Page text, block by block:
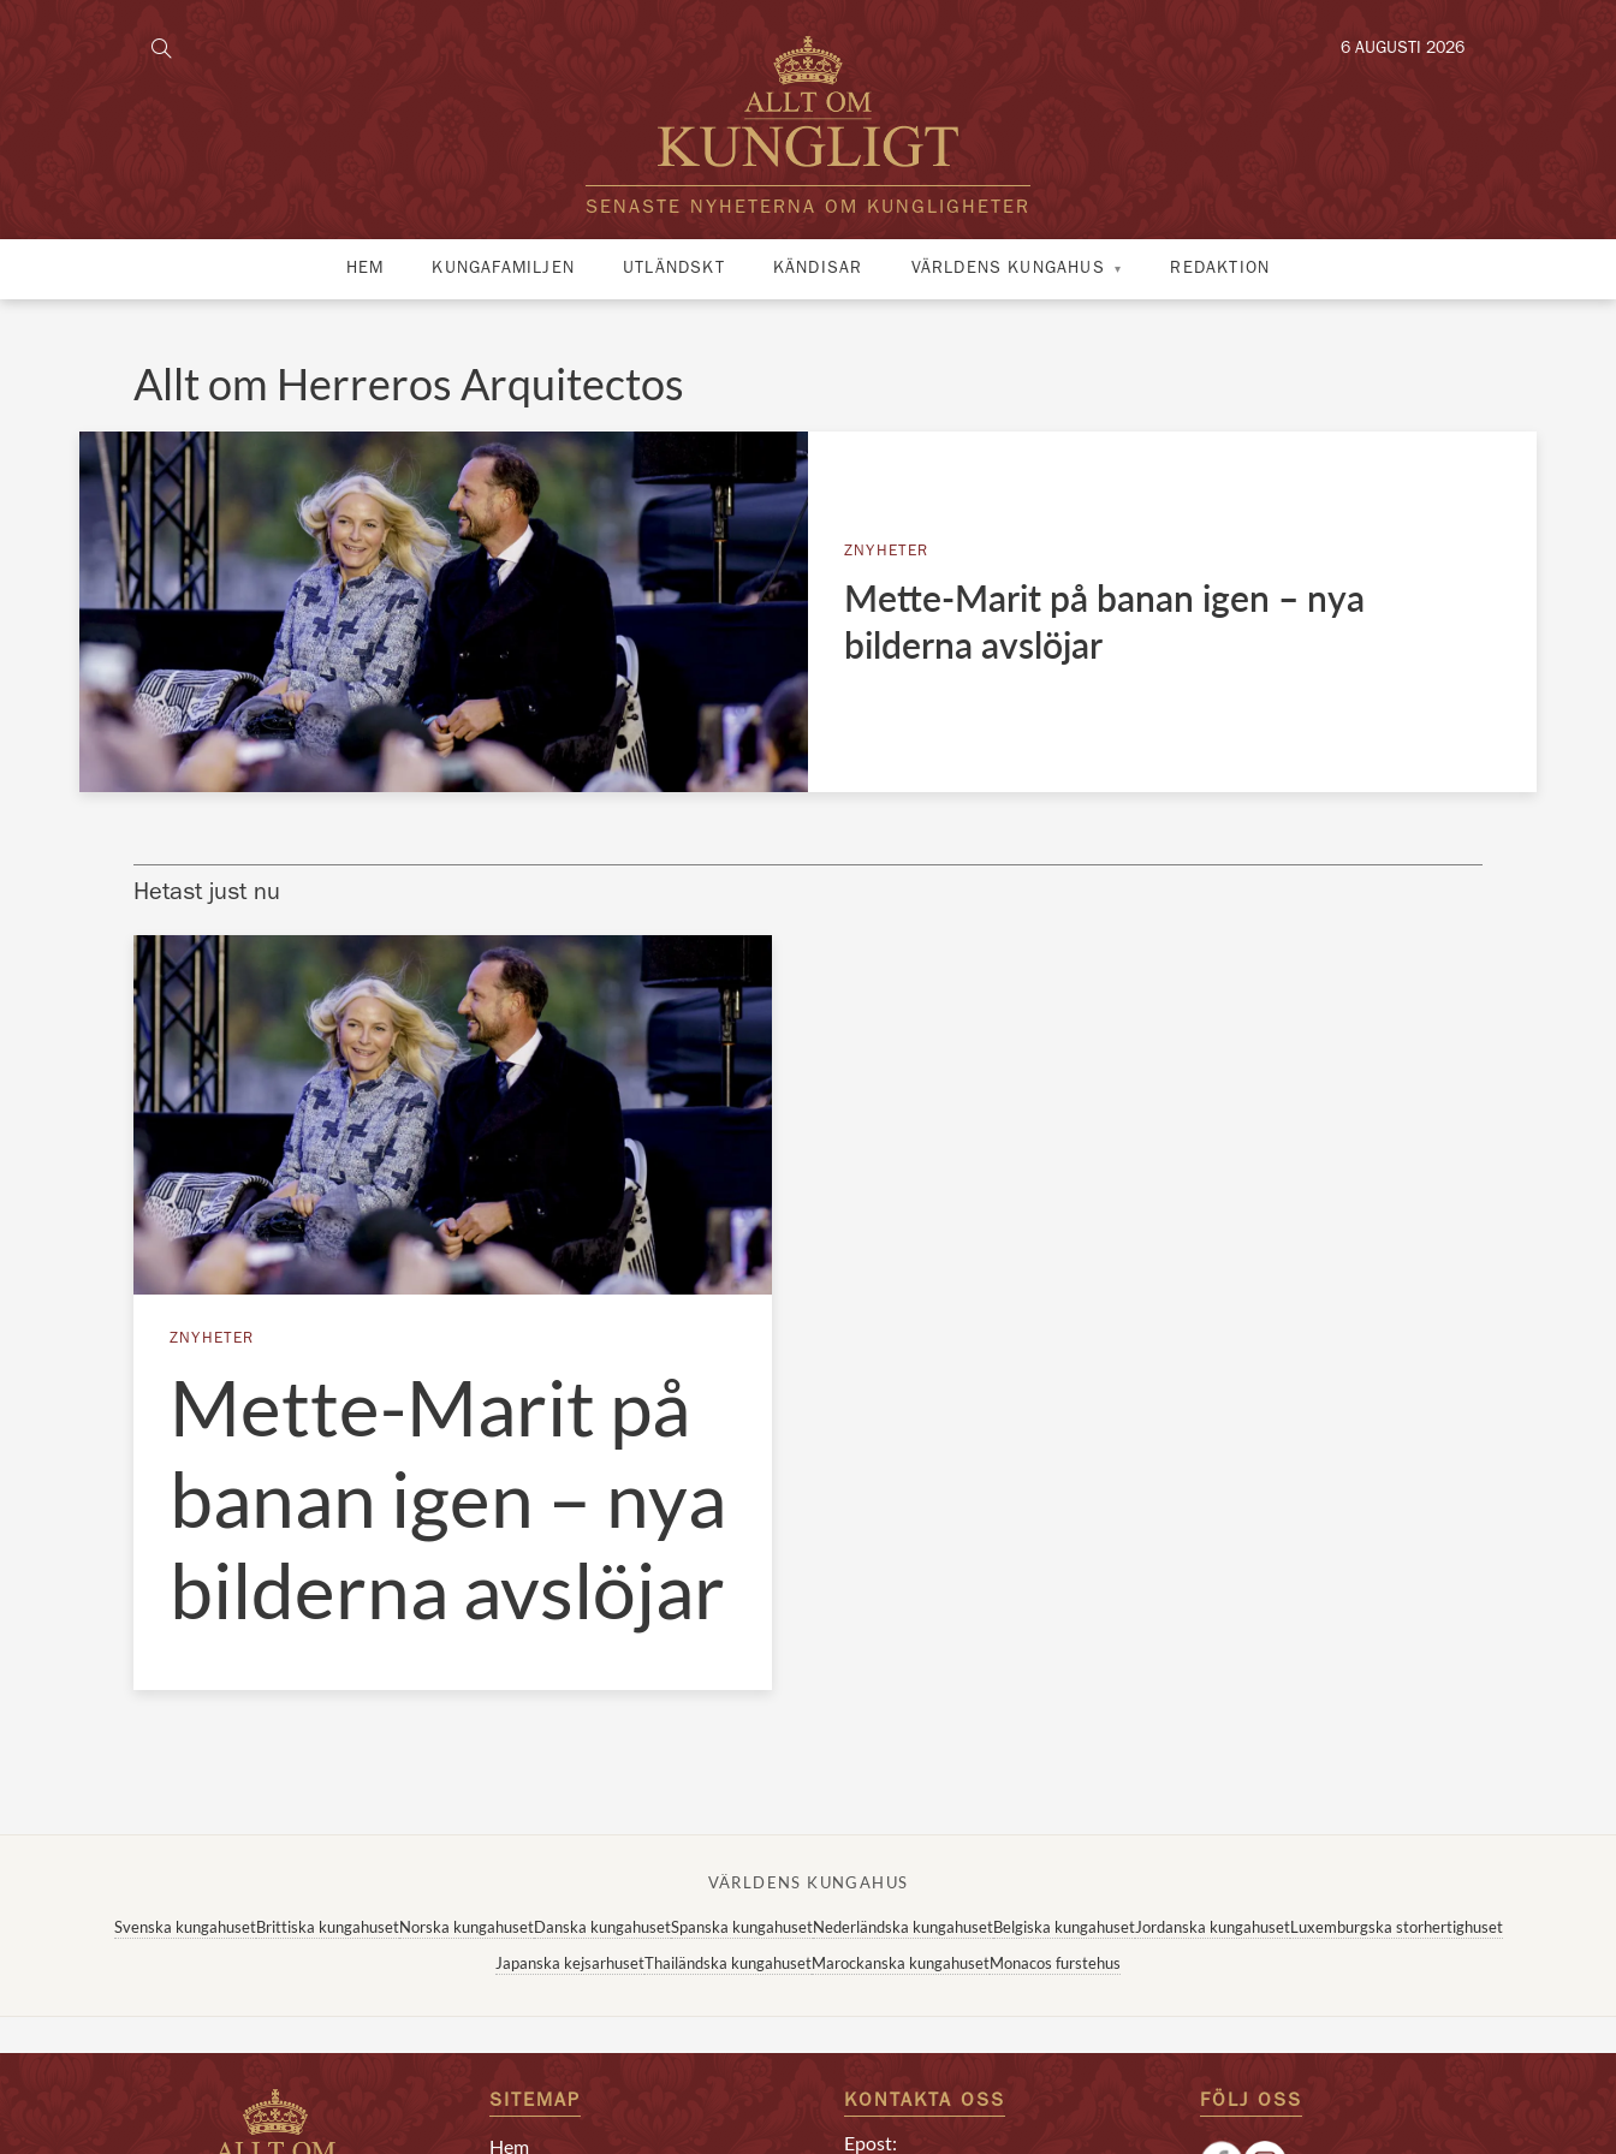
SENASTE NYHETERNA OM KUNGLIGHETER
6 AUGUSTI 2026
HEM KUNGAFAMILJEN UTLÄNDSKT KÄNDISAR VÄRLDENS KUNGAHUS REDAKTION
Allt om Herreros Arquitectos
ZNYHETER
Mette-Marit på banan igen – nya
bilderna avslöjar
Hetast just nu
ZNYHETER
Mette-Marit på
banan igen – nya
bilderna avslöjar
VÄRLDENS KUNGAHUS
Svenska kungahusetBrittiska kungahusetNorska kungahusetDanska kungahusetSpanska kungahusetNederländska kungahusetBelgiska kungahusetJordanska kungahusetLuxemburgska storhertighuset
Japanska kejsarhusetThailändska kungahusetMarockanska kungahusetMonacos furstehus
SITEMAP
Hem
KONTAKTA OSS
Epost:
FÖLJ OSS